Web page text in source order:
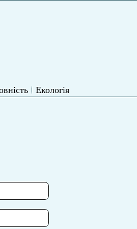
Екологія